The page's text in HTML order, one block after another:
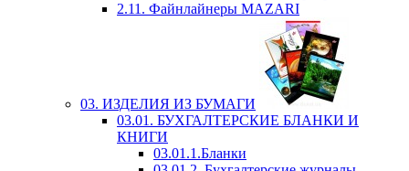
2.11. Файнлайнеры MAZARI
03. ИЗДЕЛИЯ ИЗ БУМАГИ
03.01. БУХГАЛТЕРСКИЕ БЛАНКИ И
КНИГИ
03.01.1.Бланки